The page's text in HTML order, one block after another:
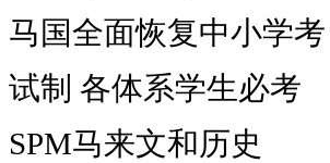
马国全面恢复中小学考
试制 各体系学生必考
SPM马来文和历史